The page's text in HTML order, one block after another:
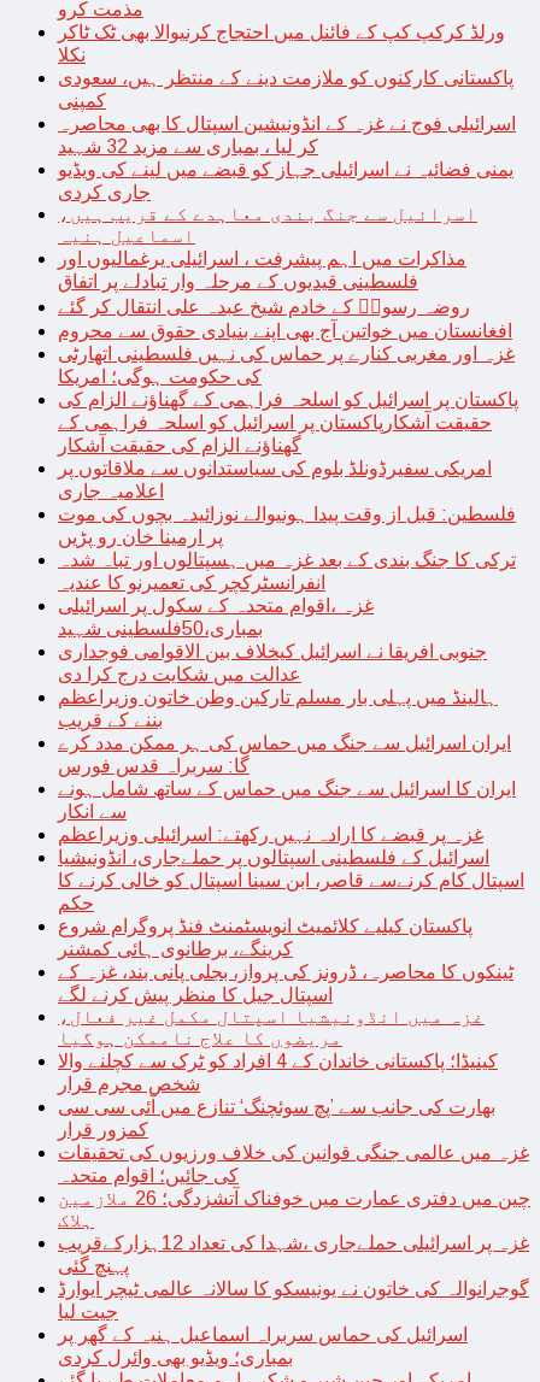
مذمت کرو
ورلڈ کرکپ کپ کے فائنل میں احتجاج کرنیوالا بھی ٹک ٹاکر
نکلا
پاکستانی کارکنوں کو ملازمت دینے کے منتظر ہیں، سعودی
کمپنی
اسرائیلی فوج نے غزہ کے انڈونیشین اسپتال کا بھی محاصرہ
کر لیا ، بمباری سے مزید 32 شہید
یمنی فضائیہ نے اسرائیلی جہاز کو قبضے میں لینے کی ویڈیو
جاری کردی
اسرائیل سے جنگ بندی معاہدے کے قریب ہیں،
اسماعیل ہنیہ
مذاکرات میں اہم پیشرفت ، اسرائیلی یرغمالیوں اور
فلسطینی قیدیوں کے مرحلہ وار تبادلے پر اتفاق
روضہ رسولؐ کے خادم شیخ عبدہ علی انتقال کر گئے
افغانستان میں خواتین آج بھی اپنے بنیادی حقوق سے محروم
غزہ اور مغربی کنارے پر حماس کی نہیں فلسطینی اتھارٹی
کی حکومت ہوگی؛ امریکا
پاکستان پر اسرائیل کو اسلحہ فراہمی کے گھناؤنے الزام کی
حقیقت آشکارپاکستان پر اسرائیل کو اسلحہ فراہمی کے
گھناؤنے الزام کی حقیقت آشکار
امریکی سفیرڈونلڈ بلوم کی سیاستدانوں سے ملاقاتوں پر
اعلامیہ جاری
فلسطین: قبل از وقت پیدا ہونیوالے نوزائیدہ بچوں کی موت
پر ارمینا خان رو پڑیں
ترکی کا جنگ بندی کے بعد غزہ میں ہسپتالوں اور تباہ شدہ
انفرانسٹرکچر کی تعمیرنو کا عندیہ
غزہ ،اقوام متحدہ کے سکول پر اسرائیلی
بمباری،50فلسطینی شہید
جنوبی افریقا نے اسرائیل کیخلاف بین الاقوامی فوجداری
عدالت میں شکایت درج کرا دی
ہالینڈ میں پہلی بار مسلم تارکین وطن خاتون وزیراعظم
بننے کے قریب
ایران اسرائیل سے جنگ میں حماس کی ہر ممکن مدد کرے
گا: سربراہ قدس فورس
ایران کا اسرائیل سے جنگ میں حماس کے ساتھ شامل ہونے
سے انکار
غزہ پر قبضے کا ارادہ نہیں رکھتے: اسرائیلی وزیراعظم
اسرائیل کے فلسطینی اسپتالوں پر حملےجاری، انڈونیشیا
اسپتال کام کرنےسے قاصر، ابن سینا اسپتال کو خالی کرنے کا
حکم
پاکستان کیلیے کلائمیٹ انویسٹمنٹ فنڈ پروگرام شروع
کرینگے، برطانوی ہائی کمشنر
ٹینکوں کا محاصرہ، ڈرونز کی پرواز، بجلی پانی بند، غزہ کے
اسپتال جیل کا منظر پیش کرنے لگے
غزہ میں انڈونیشیا اسپتال مکمل غیر فعال،
مریضوں کا علاج ناممکن ہوگیا
کینیڈا؛ پاکستانی خاندان کے 4 افراد کو ٹرک سے کچلنے والا
شخص مجرم قرار
بھارت کی جانب سے ’پچ سوئچنگ‘ تنازع میں آئی سی سی
کمزور قرار
غزہ میں عالمی جنگی قوانین کی خلاف ورزیوں کی تحقیقات
کی جائیں؛ اقوام متحدہ
چین میں دفتری عمارت میں خوفناک آتشزدگی؛ 26 ملازمین
ہلاک
غزہ پر اسرائیلی حملےجاری ،شہدا کی تعداد 12ہزارکےقریب
پہنچ گئی
گوجرانوالہ کی خاتون نے یونیسکو کا سالانہ عالمی ٹیچر ایوارڈ
جیت لیا
اسرائیل کی حماس سربراہ اسماعیل ہنیہ کے گھر پر
بمباری؛ ویڈیو بھی وائرل کردی